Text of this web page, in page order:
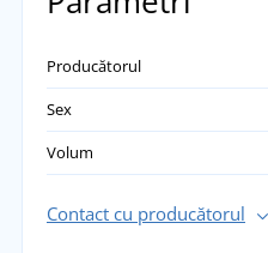
Producătorul
Sex
Volum
Contact cu producătorul